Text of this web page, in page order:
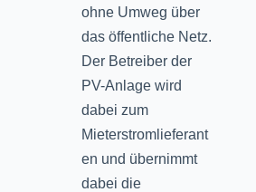
ohne Umweg über
das öffentliche Netz.
Der Betreiber der
PV-Anlage wird
dabei zum
Mieterstromlieferant
en und übernimmt
dabei die